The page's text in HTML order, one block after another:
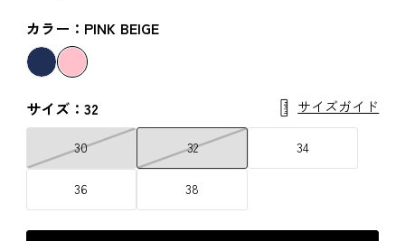
カラー：PINK BEIGE
サイズ：32 サイズガイド
30 32 34
36 38